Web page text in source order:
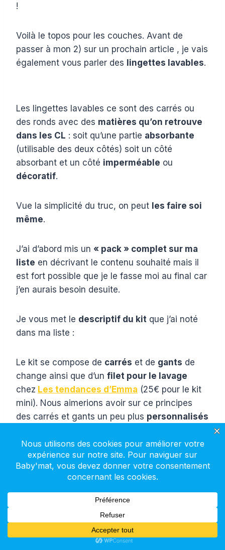
!
Voilà le topos pour les couches. Avant de
passer à mon 2) sur un prochain article , je vais
également vous parler des lingettes lavables.
Les lingettes lavables ce sont des carrés ou
des ronds avec des matières qu’on retrouve
dans les CL : soit qu’une partie absorbante
(utilisable des deux côtés) soit un côté
absorbant et un côté imperméable ou
décoratif.
Vue la simplicité du truc, on peut les faire soi
même.
J’ai d’abord mis un « pack » complet sur ma
liste en décrivant le contenu souhaité mais il
est fort possible que je le fasse moi au final car
j’en aurais besoin desuite.
Je vous met le descriptif du kit que j’ai noté
dans ma liste :
Le kit se compose de carrés et de gants de
change ainsi que d’un filet pour le lavage
chez Les tendances d’Emma (25€ pour le kit
mini). Nous aimerions avoir sur ce principes
des carrés et gants un peu plus personnalisés
On aimerait des carrés avec un côté à motifs
et ou colorés par exemple. Pour les gants à voir
si vous trouvez des tissus bien absorbant